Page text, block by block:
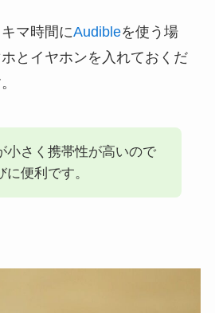
マ時間にAudibleを使う場
とイヤホンを入れておくだ
小さく携帯性が高いので
に便利です。